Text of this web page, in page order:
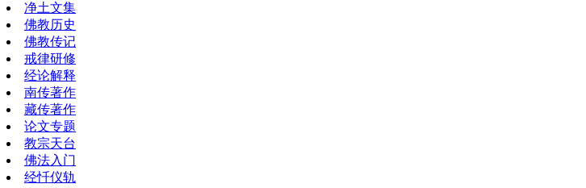
净土文集
佛教历史
佛教传记
戒律研修
经论解释
南传著作
藏传著作
论文专题
教宗天台
佛法入门
经忏仪轨